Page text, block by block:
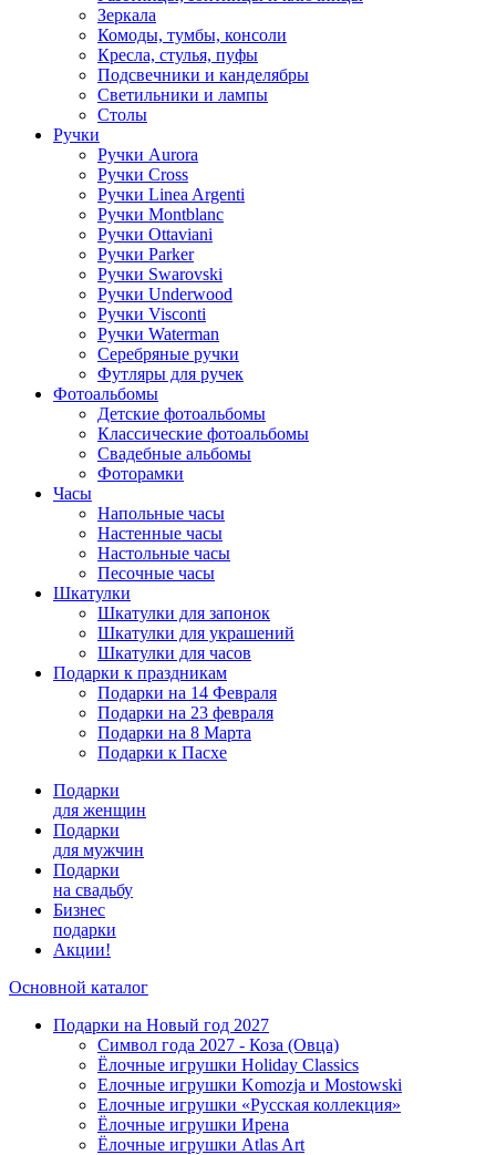
Зеркала
Комоды, тумбы, консоли
Кресла, стулья, пуфы
Подсвечники и канделябры
Светильники и лампы
Столы
Ручки
Ручки Aurora
Ручки Cross
Ручки Linea Argenti
Ручки Montblanc
Ручки Ottaviani
Ручки Parker
Ручки Swarovski
Ручки Underwood
Ручки Visconti
Ручки Waterman
Серебряные ручки
Футляры для ручек
Фотоальбомы
Детские фотоальбомы
Классические фотоальбомы
Свадебные альбомы
Фоторамки
Часы
Напольные часы
Настенные часы
Настольные часы
Песочные часы
Шкатулки
Шкатулки для запонок
Шкатулки для украшений
Шкатулки для часов
Подарки к праздникам
Подарки на 14 Февраля
Подарки на 23 февраля
Подарки на 8 Марта
Подарки к Пасхе
Подарки
для женщин
Подарки
для мужчин
Подарки
на свадьбу
Бизнес
подарки
Акции!
Основной каталог
Подарки на Новый год 2027
Символ года 2027 - Коза (Овца)
Ёлочные игрушки Holiday Classics
Елочные игрушки Komozja и Mostowski
Елочные игрушки «Русская коллекция»
Ёлочные игрушки Ирена
Ёлочные игрушки Atlas Art